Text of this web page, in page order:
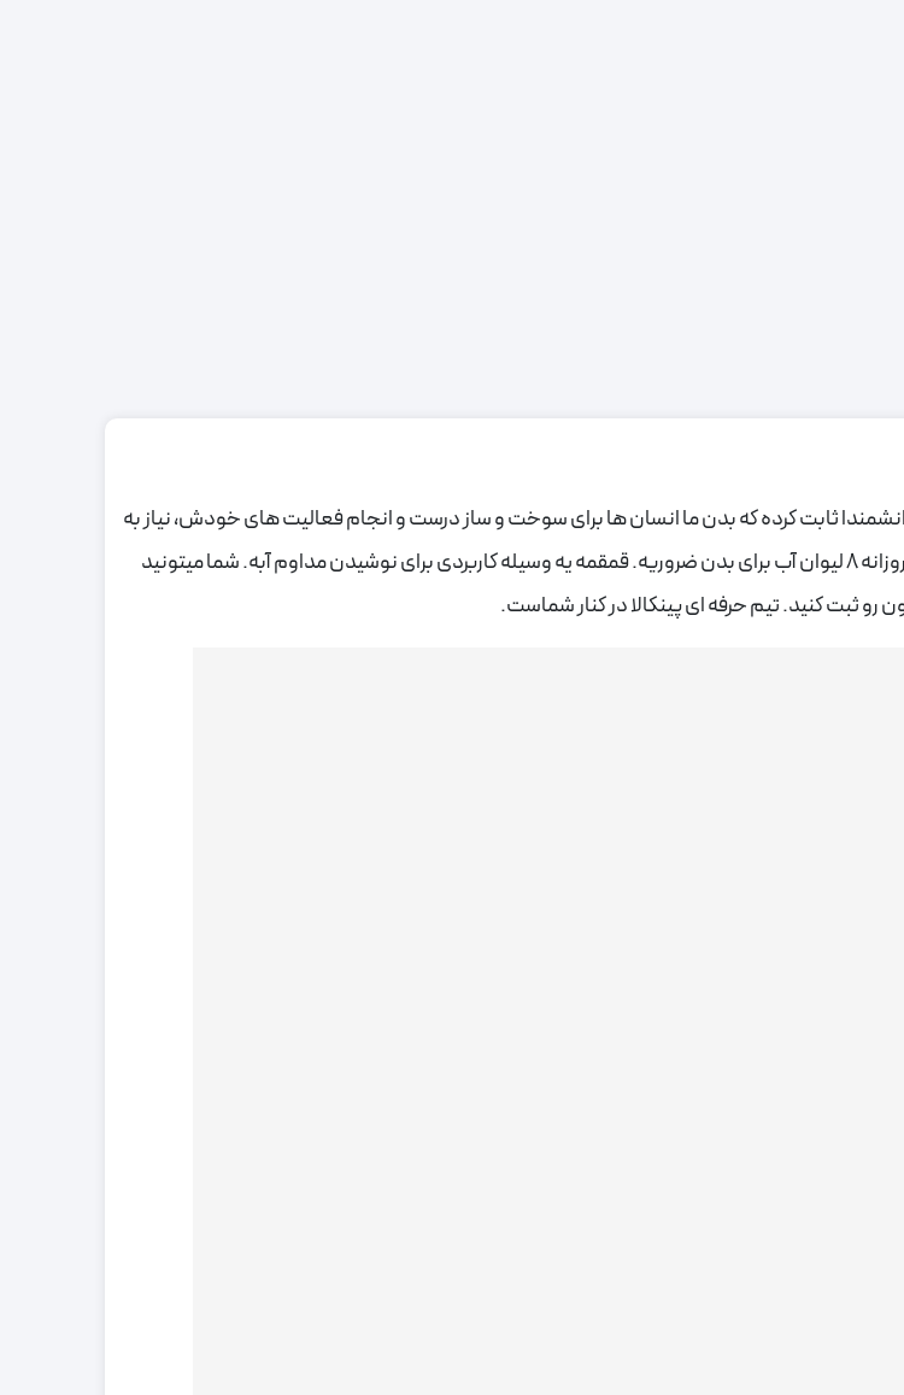
ثابت کرده که بدن ما انسان ها برای سوخت و ساز درست و انجام فعالیت های خودش، نیاز به
تامین مداوم آب داره. این تحقیقات نشون دادن که به طور متوسط نوشیدن روزانه 8 لیوان آب برای بدن ضروریه. قمقمه یه وسیله کاربردی برای نوشیدن مداوم آبه. شما میتونید
ثبت کنید. تیم حرفه ای پینکالا در کنار شماست.